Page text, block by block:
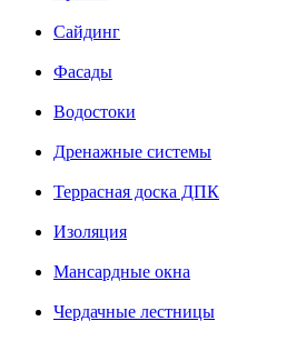
Сайдинг
Фасады
Водостоки
Дренажные системы
Террасная доска ДПК
Изоляция
Мансардные окна
Чердачные лестницы